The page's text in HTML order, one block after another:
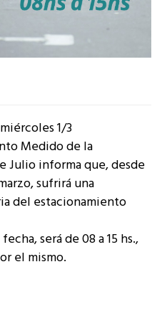
1/3
Medido de la
Julio informa que, desde
sufrirá una
del estacionamiento
será de 08 a 15 hs.,
el mismo.